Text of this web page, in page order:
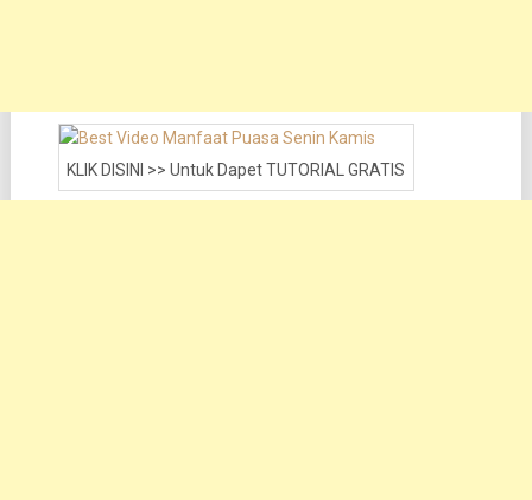
KLIK DISINI >> Untuk Dapet TUTORIAL GRATIS